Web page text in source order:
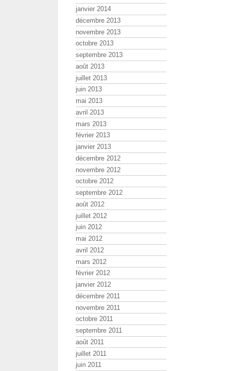
janvier 2014
décembre 2013
novembre 2013
octobre 2013
septembre 2013
août 2013
juillet 2013
juin 2013
mai 2013
avril 2013
mars 2013
février 2013
janvier 2013
décembre 2012
novembre 2012
octobre 2012
septembre 2012
août 2012
juillet 2012
juin 2012
mai 2012
avril 2012
mars 2012
février 2012
janvier 2012
décembre 2011
novembre 2011
octobre 2011
septembre 2011
août 2011
juillet 2011
juin 2011